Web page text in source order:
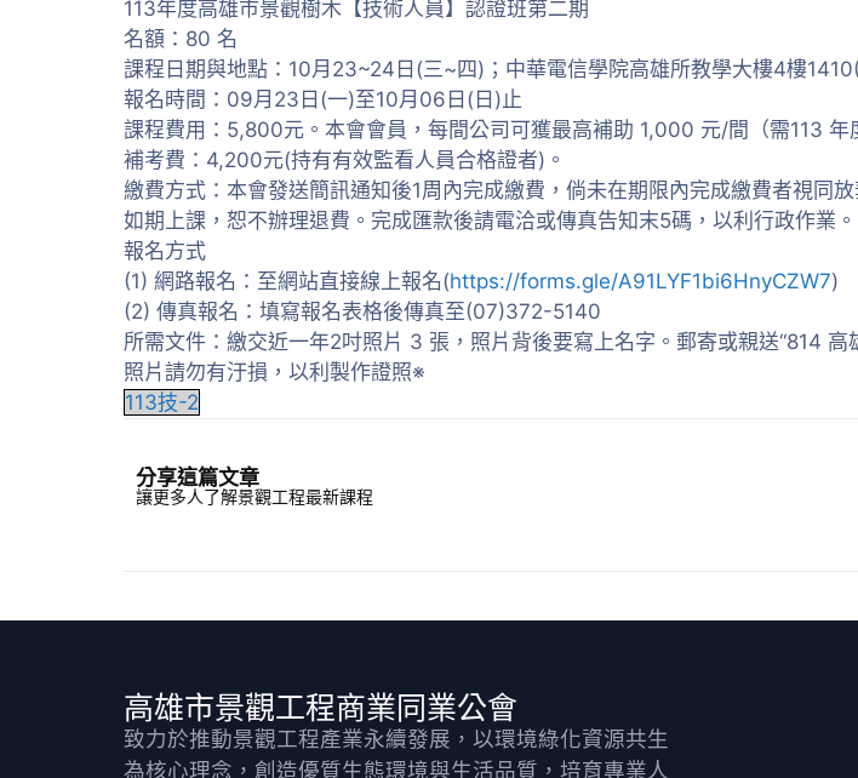
113年度高雄市景觀樹木【技術人員】認證班第二期
名額：80 名
課程日期與地點：10月23~24日(三~四)；中華電信學院高雄所教學大樓4樓
報名時間：09月23日(一)至10月06日(日)止
課程費用：5,800元。本會會員，每間公司可獲最高補助 1,000 元/間（需113 年
補考費：4,200元(持有有效監看人員合格證者)。
繳費方式：本會發送簡訊通知後1周內完成繳費，倘未在期限內完成繳費者視同
如期上課，恕不辦理退費。完成匯款後請電洽或傳真告知末5碼，以利行政作業。
報名方式
(1) 網路報名：至網站直接線上報名(https://forms.gle/A91LYF1bi6HnyCZW7)
(2) 傳真報名：填寫報名表格後傳真至(07)372-5140
所需文件：繳交近一年2吋照片 3 張，照片背後要寫上名字。郵寄或親送“814
照片請勿有汙損，以利製作證照※
113技-2
分享這篇文章
讓更多人了解景觀工程最新課程
高雄市景觀工程商業同業公會
致力於推動景觀工程產業永續發展，以環境綠化資源共生
為核心理念，創造優質生態環境與生活品質，培育專業人